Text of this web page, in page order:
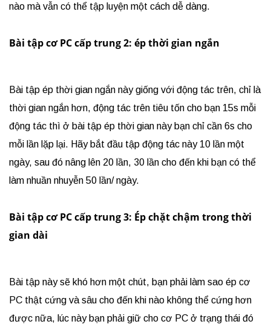
nào mà vẫn có thể tập luyện một cách dễ dàng.
Bài tập cơ PC cấp trung 2: ép thời gian ngắn
Bài tập ép thời gian ngắn này giống với động tác trên, chỉ là
thời gian ngắn hơn, động tác trên tiêu tốn cho bạn 15s mỗi
động tác thì ở bài tập ép thời gian này bạn chỉ cần 6s cho
mỗi lần lặp lại. Hãy bắt đầu tập động tác này 10 lần một
ngày, sau đó nâng lên 20 lần, 30 lần cho đến khi bạn có thể
làm nhuần nhuyễn 50 lần/ ngày.
Bài tập cơ PC cấp trung 3: Ép chặt chậm trong thời
gian dài
Bài tập này sẽ khó hơn một chút, bạn phải làm sao ép cơ
PC thật cứng và sâu cho đến khi nào không thể cứng hơn
được nữa, lúc này bạn phải giữ cho cơ PC ở trạng thái đó